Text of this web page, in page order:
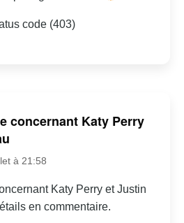
code (403)
concernant Katy Perry
à 21:58
Katy Perry et Justin
en commentaire.